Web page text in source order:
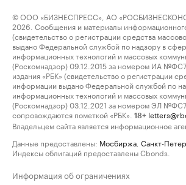
© ООО «БИЗНЕСПРЕСС», АО
2026. Сообщения и материалы информационного
(свидетельство о регистрации средства
выдано Федеральной службой по надзору в
информационных технологий и массовых
(Роскомнадзор) 09.12.2015 за номером ИА
издания «РБК» (свидетельство о регистрации
информации выдано Федеральной службой по
информационных технологий и массовых
(Роскомнадзор) 03.12.2021 за номером ЭЛ
сопровождаются пометкой «РБК».
18+
Владельцем сайта является информационное
Данные предоставлены: Мосбиржа Санкт-
Индексы облигаций предоставлены Cbonds.
Информация об ограничениях